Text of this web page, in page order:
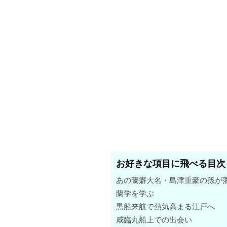
お好きな項目に飛べる目次
あの蘭癖大名・島津重豪の孫が
蘭学を学ぶ
黒船来航で熱気高まる江戸へ
咸臨丸船上での出会い